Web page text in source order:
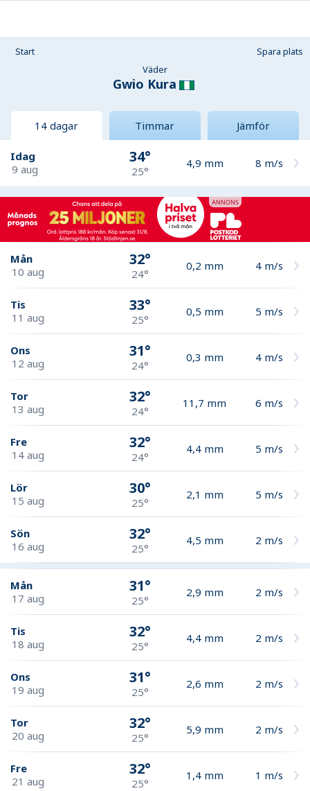
Start
Spara plats
Väder
Gwio Kura
14 dagar Timmar Jämför
Idag
9 aug
34°
25°
4,9 mm 8 m/s
Mån
10 aug
32°
24°
0,2 mm 4 m/s
Tis
11 aug
33°
25°
0,5 mm 5 m/s
Ons
12 aug
31°
24°
0,3 mm 4 m/s
Tor
13 aug
32°
24°
11,7 mm 6 m/s
Fre
14 aug
32°
24°
4,4 mm 5 m/s
Lör
15 aug
30°
25°
2,1 mm 5 m/s
Sön
16 aug
32°
25°
4,5 mm 2 m/s
Mån
17 aug
31°
25°
2,9 mm 2 m/s
Tis
18 aug
32°
25°
4,4 mm 2 m/s
Ons
19 aug
31°
25°
2,6 mm 2 m/s
Tor
20 aug
32°
25°
5,9 mm 2 m/s
Fre
21 aug
32°
25°
1,4 mm 1 m/s